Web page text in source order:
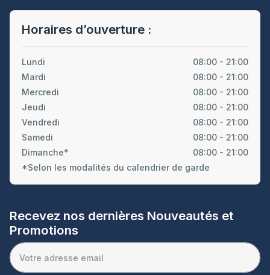
Horaires d’ouverture :
Lundi
08:00 - 21:00
Mardi
08:00 - 21:00
Mercredi
08:00 - 21:00
Jeudi
08:00 - 21:00
Vendredi
08:00 - 21:00
Samedi
08:00 - 21:00
Dimanche*
08:00 - 21:00
*Selon les modalités du calendrier de garde
Recevez nos dernières Nouveautés et
Promotions